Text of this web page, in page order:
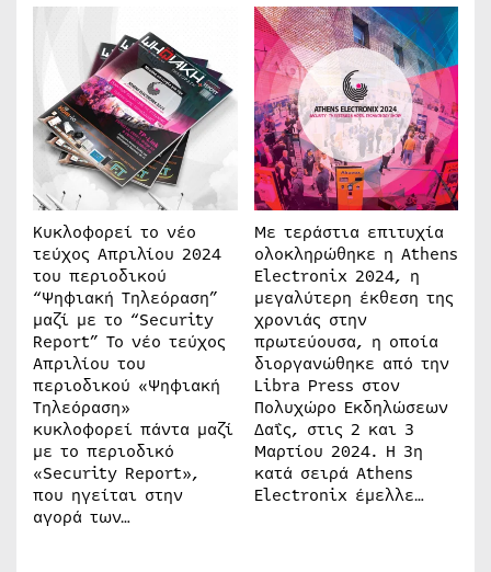
Κυκλοφορεί το νέο
τεύχος Απριλίου 2024
του περιοδικού
“Ψηφιακή Τηλεόραση”
μαζί με το “Security
Report” Το νέο τεύχος
Απριλίου του
περιοδικού «Ψηφιακή
Τηλεόραση»
κυκλοφορεί πάντα μαζί
με το περιοδικό
«Security Report»,
που ηγείται στην
αγορά των…
Με τεράστια επιτυχία
ολοκληρώθηκε η Athens
Electronix 2024, η
μεγαλύτερη έκθεση της
χρονιάς στην
πρωτεύουσα, η οποία
διοργανώθηκε από την
Libra Press στον
Πολυχώρο Εκδηλώσεων
Δαΐς, στις 2 και 3
Μαρτίου 2024. Η 3η
κατά σειρά Athens
Electronix έμελλε…